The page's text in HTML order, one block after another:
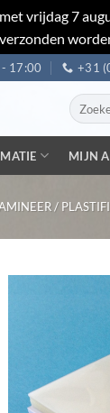
vrijdag 7
17:00 +31
Zoeken
naar:
MIJN
/